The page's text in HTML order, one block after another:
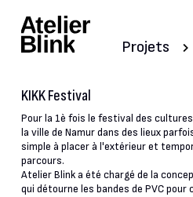
Projets
KIKK Festival
Pour la 1è fois le festival des
la ville de Namur dans des lieux
simple à placer à l'extérieur et
parcours.
Atelier Blink a été chargé de la
qui détourne les bandes de PVC pour